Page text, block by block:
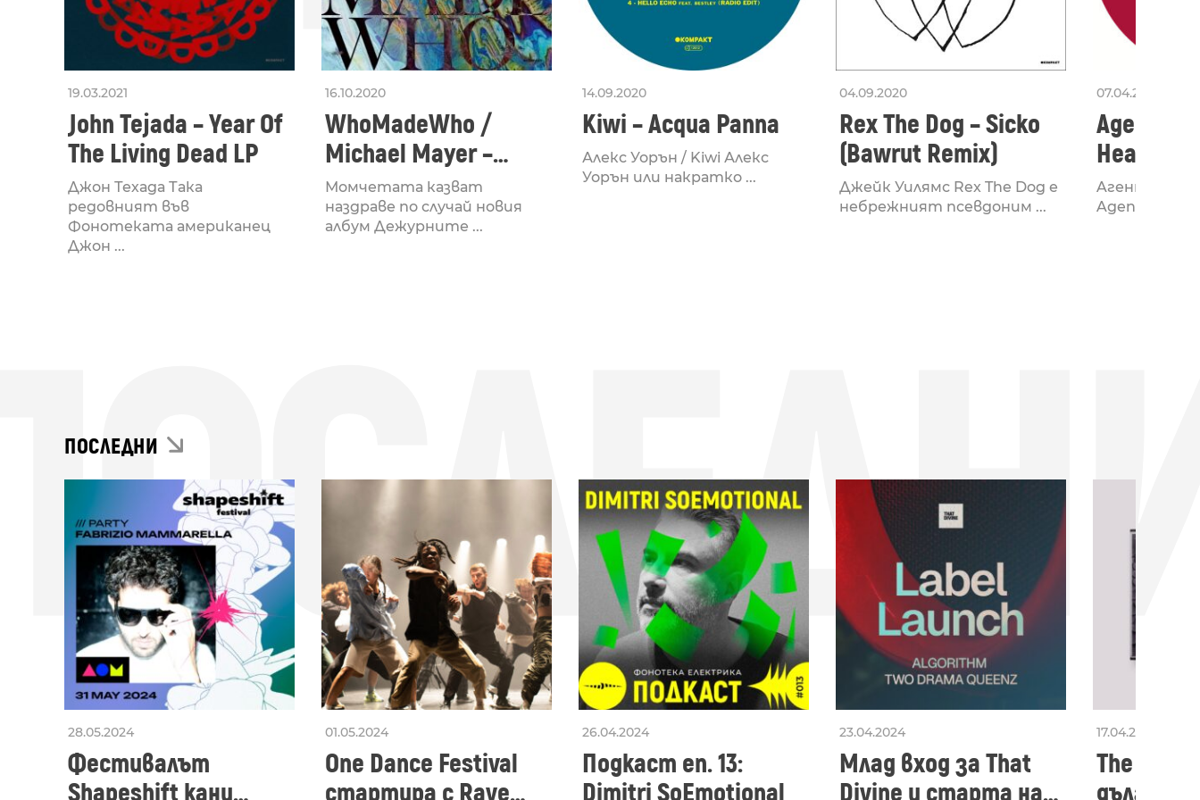
19.03.2021
John Tejada – Year Of
The Living Dead LP
Джон Техада Така
редовният във
Фонотеката американец
Джон ...
16.10.2020
WhoMadeWho /
Michael Mayer –
Hamstring
Момчетата казват
наздраве по случай новия
албум Дежурните ...
14.09.2020
Kiwi – Acqua Panna
Алекс Уорън / Kiwi Алекс
Уорън или накратко ...
04.09.2020
Rex The Dog – Sicko
(Bawrut Remix)
Джейк Уилямс Rex The Dog е
небрежният псевдоним ...
07.04.2020
Agents
Heart Is
Aгентите
Agents Of
ПОСЛЕДНИ
28.05.2024
Фестивалът
Shapeshift кани
01.05.2024
One Dance Festival
стартира с Rave
26.04.2024
Подкаст еп. 13:
Dimitri SoEmotional
23.04.2024
Млад вход за That
Divine и старта на
17.04.2024
The